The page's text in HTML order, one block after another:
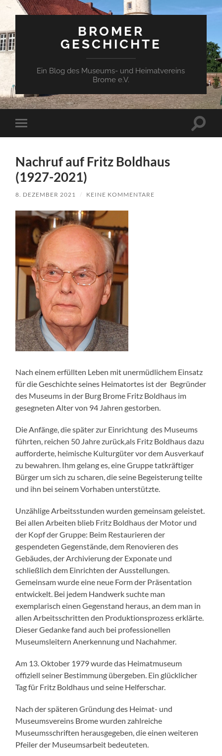
BROMER
GESCHICHTE
Ein Blog des Museums- und Heimatvereins
Brome e.V.
Mobile-
Menü
Nachruf auf Fritz Boldhaus
(1927-2021)
8. DEZEMBER 2021 / KEINE KOMMENTARE
Nach einem erfüllten Leben mit unermüdlichem Einsatz
für die Geschichte seines Heimatortes ist der Begründer
des Museums in der Burg Brome Fritz Boldhaus im
gesegneten Alter von 94 Jahren gestorben.
Die Anfänge, die später zur Einrichtung des Museums
führten, reichen 50 Jahre zurück,als Fritz Boldhaus dazu
aufforderte, heimische Kulturgüter vor dem Ausverkauf
zu bewahren. Ihm gelang es, eine Gruppe tatkräftiger
Bürger um sich zu scharen, die seine Begeisterung teilte
und ihn bei seinem Vorhaben unterstützte.
Unzählige Arbeitsstunden wurden gemeinsam geleistet.
Bei allen Arbeiten blieb Fritz Boldhaus der Motor und
der Kopf der Gruppe: Beim Restaurieren der
gespendeten Gegenstände, dem Renovieren des
Gebäudes, der Archivierung der Exponate und
schließlich dem Einrichten der Ausstellungen.
Gemeinsam wurde eine neue Form der Präsentation
entwickelt. Bei jedem Handwerk suchte man
exemplarisch einen Gegenstand heraus, an dem man in
allen Arbeitsschritten den Produktionsprozess erklärte.
Dieser Gedanke fand auch bei professionellen
Museumsleitern Anerkennung und Nachahmer.
Am 13. Oktober 1979 wurde das Heimatmuseum
offiziell seiner Bestimmung übergeben. Ein glücklicher
Tag für Fritz Boldhaus und seine Helferschar.
Nach der späteren Gründung des Heimat- und
Museumsvereins Brome wurden zahlreiche
Museumsschriften herausgegeben, die einen weiteren
Pfeiler der Museumsarbeit bedeuteten.